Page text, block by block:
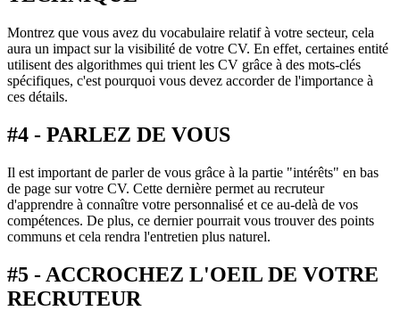
Montrez que vous avez du vocabulaire relatif à votre secteur, cela
aura un impact sur la visibilité de votre CV. En effet, certaines entité
utilisent des algorithmes qui trient les CV grâce à des mots-clés
spécifiques, c'est pourquoi vous devez accorder de l'importance à
ces détails.
#4 - PARLEZ DE VOUS
Il est important de parler de vous grâce à la partie "intérêts" en bas
de page sur votre CV. Cette dernière permet au recruteur
d'apprendre à connaître votre personnalisé et ce au-delà de vos
compétences. De plus, ce dernier pourrait vous trouver des points
communs et cela rendra l'entretien plus naturel.
#5 - ACCROCHEZ L'OEIL DE VOTRE
RECRUTEUR